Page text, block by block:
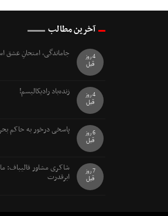
آخرین مطالب
جاماندگی، امتحانِ عشق
4 روز
قبل
زنده‌باد رادیکالیسم!
4 روز
قبل
پاسخی درخور به حاکم
6 روز
قبل
شاکری مشاور قالیباف:
ابرقدرت
7 روز
قبل